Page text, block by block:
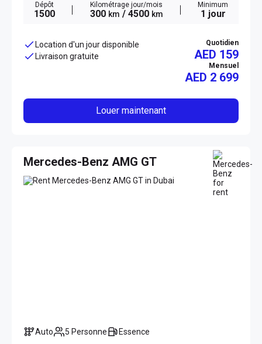
Dépôt
1500
Kilométrage jour/mois
300 km / 4500 km
Minimum
1 jour
Location d'un jour disponible
Livraison gratuite
Quotidien
AED 159
Mensuel
AED 2 699
Louer maintenant
Mercedes-Benz AMG GT
Auto 5 Personne Essence